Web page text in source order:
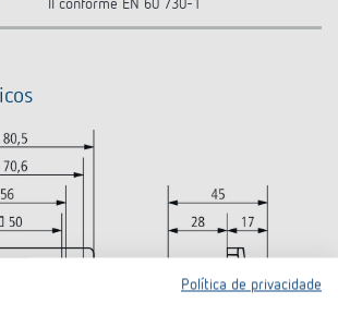
II conforme EN 60 730-1
Política de privacidade